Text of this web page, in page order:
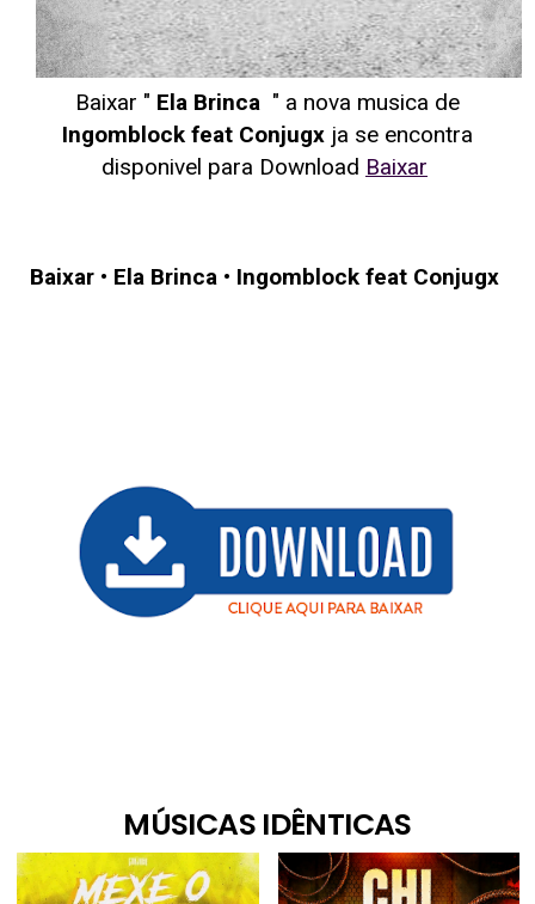
Baixar " Ela Brinca " a nova musica de
Ingomblock feat Conjugx ja se encontra
disponivel para Download Baixar
Baixar • Ela Brinca • Ingomblock feat Conjugx
MÚSICAS IDÊNTICAS